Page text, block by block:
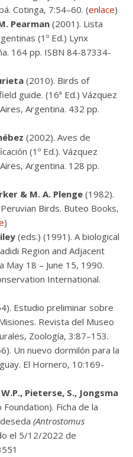
Cotinga, 7:54–60. (enlace)
Pearman(2001). Lista
(1º Ed.) Lynx
164 pp. ISBN 84-87334-
(2010). Birds of
guide. (16ª Ed.) Vázquez
Argentina. 432 pp.
(2002). Aves de
(1º Ed.). Vázquez
Argentina. 128 pp.
& M. A. Plenge (1982).
Birds. Buteo Books,
)
(eds.) (1991). A biological
Region and Adjacent
18 – June 15, 1990.
International.
Estudio preliminar sobre
Revista del Museo
Zoología, 3:87–153.
Un nuevo dormilón para la
El Hornero, 10:169-
Pieterse, S., Jongsma
Ficha de la
(Antrostomus
el 5/12/2022 de